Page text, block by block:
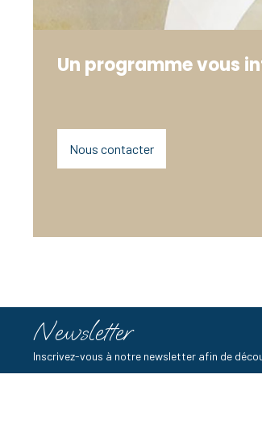
Un programme vous
Nous contacter
Newsletter
Inscrivez-vous à notre newsletter afin de